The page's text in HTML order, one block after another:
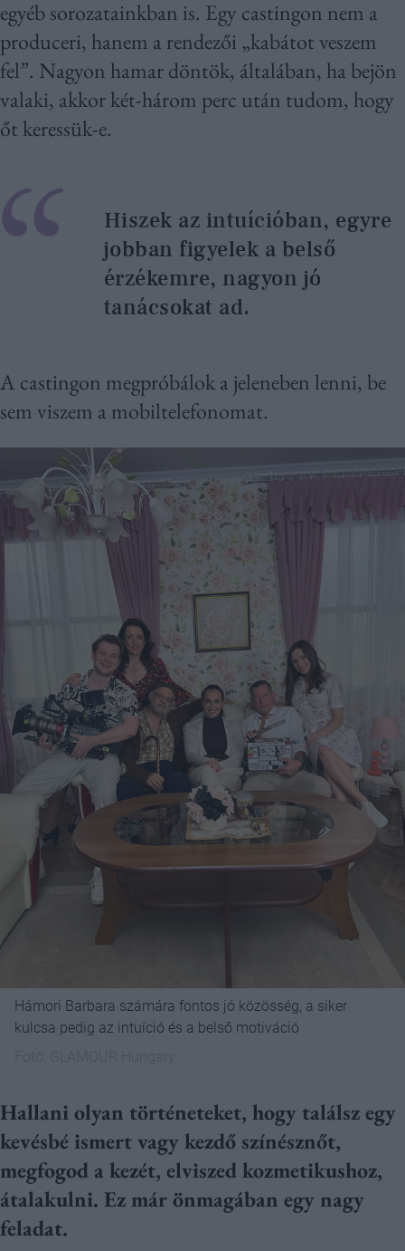
egyéb sorozatainkban is. Egy castingon nem a
produceri, hanem a rendezői „kabátot veszem
fel”. Nagyon hamar döntök, általában, ha bejön
valaki, akkor két-három perc után tudom, hogy
őt keressük-e.
Hiszek az intuícióban, egyre
jobban figyelek a belső
érzékemre, nagyon jó
tanácsokat ad.
A castingon megpróbálok a jeleneben lenni, be
sem viszem a mobiltelefonomat.
Hámori Barbara számára fontos jó közösség, a siker
kulcsa pedig az intuíció és a belső motiváció
Hallani olyan történeteket, hogy találsz egy
kevésbé ismert vagy kezdő színésznőt,
megfogod a kezét, elviszed kozmetikushoz,
átalakulni. Ez már önmagában egy nagy
feladat.